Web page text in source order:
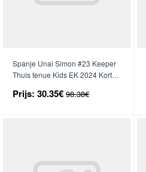
Spanje Unai Simon #23 Keeper
Thuis tenue Kids EK 2024 Korte
Prijs: 30.35€ 98.38€